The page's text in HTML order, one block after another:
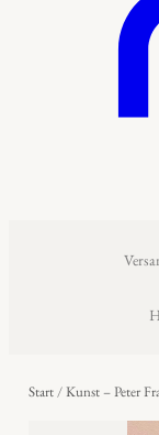
Start/Kunst – Peter